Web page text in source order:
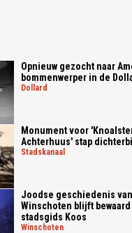
Opnieuw gezocht naar
bommenwerper in de
dollard
Monument voor
Achterhuus' stap
stadskanaal
Joodse geschiedenis van
Winschoten blijft
stadsgids Koos
winschoten